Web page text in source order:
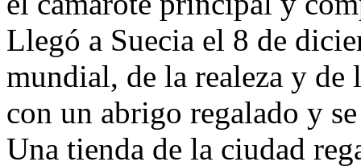
Llegó a Suecia el 8 de
mundial, de la realeza y
con un abrigo regalado y
Una tienda de la ciudad